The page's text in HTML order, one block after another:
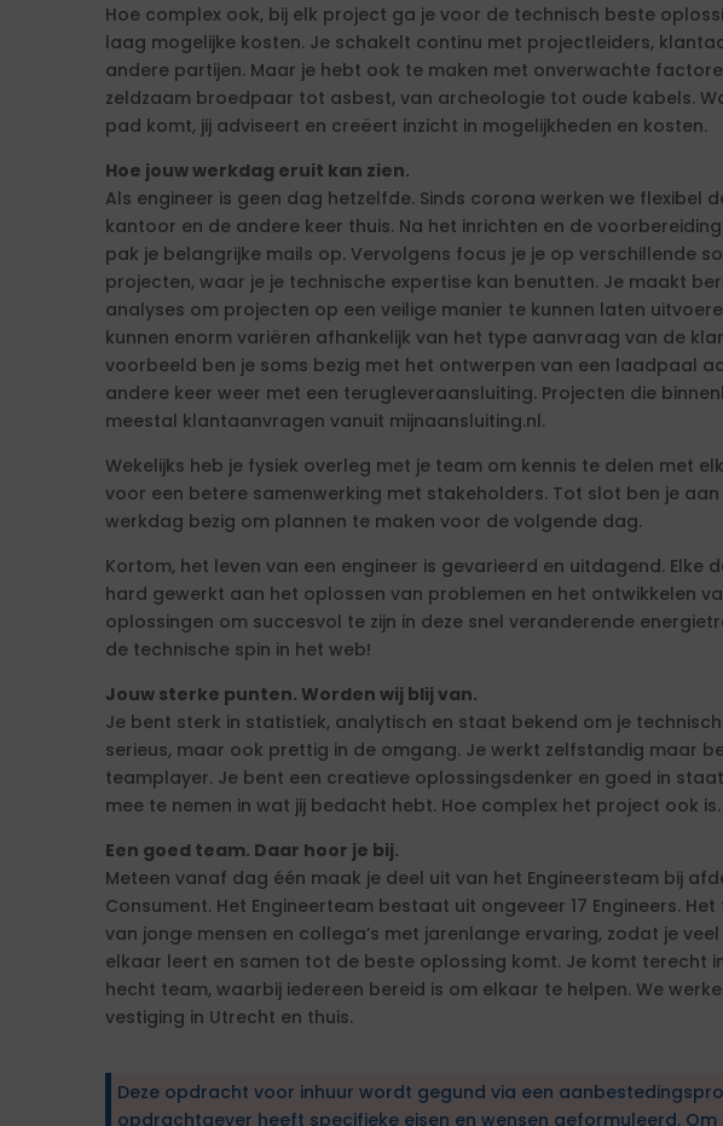
Hoe complex ook, bij elk project ga je voor de technisch beste
laag mogelijke kosten. Je schakelt continu met projectleiders,
andere partijen. Maar je hebt ook te maken met onverwachte
zeldzaam broedpaar tot asbest, van archeologie tot oude kabels.
pad komt, jij adviseert en creëert inzicht in mogelijkheden en kosten.
Hoe jouw werkdag eruit kan zien.
Als engineer is geen dag hetzelfde. Sinds corona werken we flexibel
kantoor en de andere keer thuis. Na het inrichten en de
pak je belangrijke mails op. Vervolgens focus je je op verschillende
projecten, waar je je technische expertise kan benutten. Je maakt
analyses om projecten op een veilige manier te kunnen laten
kunnen enorm variëren afhankelijk van het type aanvraag van de
voorbeeld ben je soms bezig met het ontwerpen van een laadpaal
andere keer weer met een terugleveraansluiting. Projecten die
meestal klantaanvragen vanuit mijnaansluiting.nl.
Wekelijks heb je fysiek overleg met je team om kennis te delen met
voor een betere samenwerking met stakeholders. Tot slot ben je
werkdag bezig om plannen te maken voor de volgende dag.
Kortom, het leven van een engineer is gevarieerd en uitdagend. Elke
hard gewerkt aan het oplossen van problemen en het ontwikkelen
oplossingen om succesvol te zijn in deze snel veranderende
de technische spin in het web!
Jouw sterke punten. Worden wij blij van.
Je bent sterk in statistiek, analytisch en staat bekend om je
serieus, maar ook prettig in de omgang. Je werkt zelfstandig maar
teamplayer. Je bent een creatieve oplossingsdenker en goed in
mee te nemen in wat jij bedacht hebt. Hoe complex het project ook is.
Een goed team. Daar hoor je bij.
Meteen vanaf dag één maak je deel uit van het Engineersteam bij
Consument. Het Engineerteam bestaat uit ongeveer 17 Engineers. Het
van jonge mensen en collega’s met jarenlange ervaring, zodat je
elkaar leert en samen tot de beste oplossing komt. Je komt terecht
hecht team, waarbij iedereen bereid is om elkaar te helpen. We
vestiging in Utrecht en thuis.
Deze opdracht voor inhuur wordt gegund via een
opdrachtgever heeft specifieke eisen en wensen geformuleerd. Om